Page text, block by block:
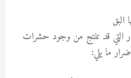
البق
التي قد تنتج من وجود حشرات
ما يلي: